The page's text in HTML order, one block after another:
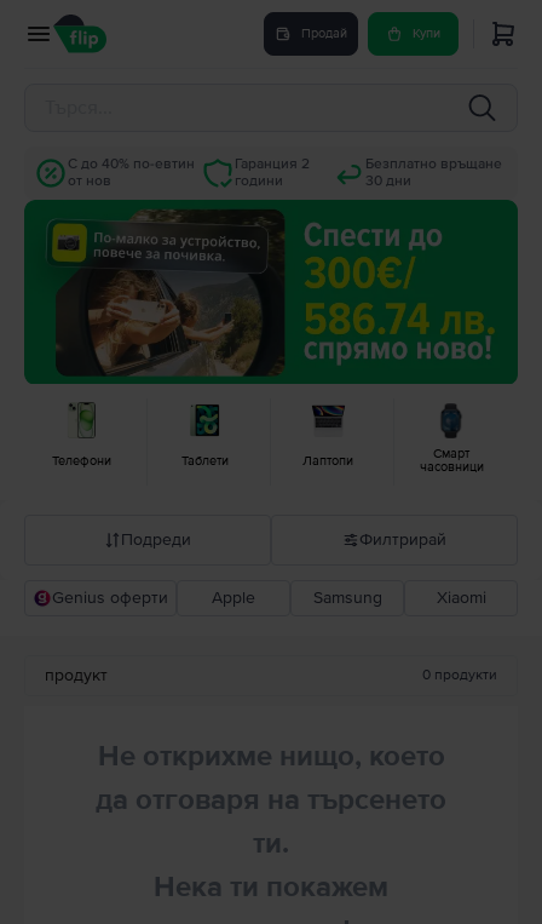
Продай Купи
С до 40% по-евтин
от нов
Гаранция 2
години
Безплатно връщане
30 дни
Телефони Таблети Лаптопи
Смарт
часовници
Подреди
Прероръчани от Flip
Филтрирай
Genius оферти Apple Samsung Xiaomi
продукт 0 продукти
Не открихме нищо, което
да отговаря на търсенето
ти.
Нека ти покажем